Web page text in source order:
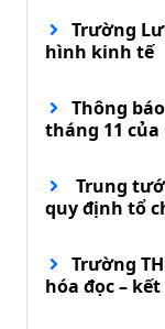
Trường
hình kinh tế
Thông
tháng 11
Trung
quy định tổ
Trường
hóa đọc –